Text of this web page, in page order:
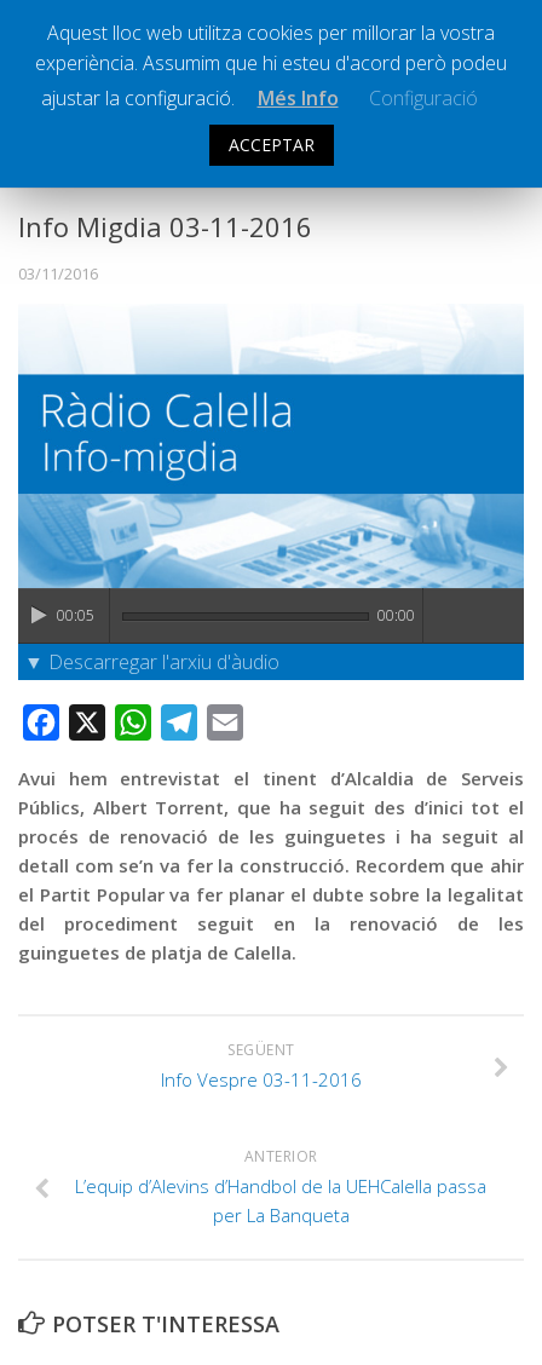
Societat
Successos
La Banqueta
Transmissions Esportives
Pòdcasts
Vídeos
Graella
Publicitat
Ràdio Calella Televisió
Info Migdia 03-11-2016
03/11/2016
00:05 00:00
▼ Descarregar l'arxiu d'àudio
Facebook WhatsAppTelegram
Avui hem entrevistat el tinent d’Alcaldia de Serveis
Públics, Albert Torrent, que ha seguit des d’inici tot el
procés de renovació de les guinguetes i ha seguit al
detall com se’n va fer la construcció. Recordem que ahir
el Partit Popular va fer planar el dubte sobre la legalitat
del procediment seguit en la renovació de les
guinguetes de platja de Calella.
SEGÜENT
Info Vespre 03-11-2016
ANTERIOR
L’equip d’Alevins d’Handbol de la UEHCalella passa
per La Banqueta
POTSER T'INTERESSA
Aquest lloc web utilitza cookies per millorar la vostra
experiència. Assumim que hi esteu d'acord però podeu
ajustar la configuració.
Més Info Configuració
ACCEPTAR